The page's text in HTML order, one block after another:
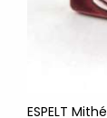
ESPELT Mithé